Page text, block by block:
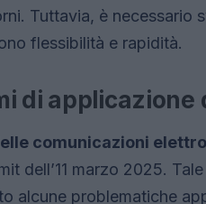
Tuttavia, è necessario
flessibilità e rapidità.
di
comunicazioni
dell’11 marzo 2025.
alcune problematiche